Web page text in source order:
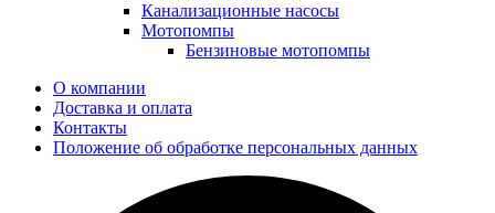
Канализационные насосы
Мотопомпы
Бензиновые мотопомпы
О компании
Доставка и оплата
Контакты
Положение об обработке персональных данных